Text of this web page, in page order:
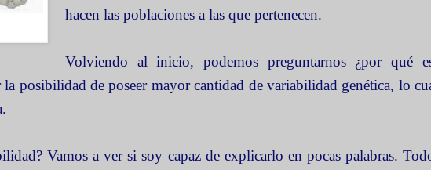
hacen las poblaciones a las que pertenecen.
Volviendo al inicio, podemos preguntarnos ¿por qué
posibilidad de poseer mayor cantidad de variabilidad genética, lo
Vamos a ver si soy capaz de explicarlo en pocas palabras.